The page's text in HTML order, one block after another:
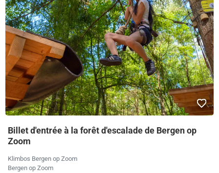
Billet d'entrée à la forêt d'escalade de Bergen op
Zoom
Klimbos Bergen op Zoom
Bergen op Zoom